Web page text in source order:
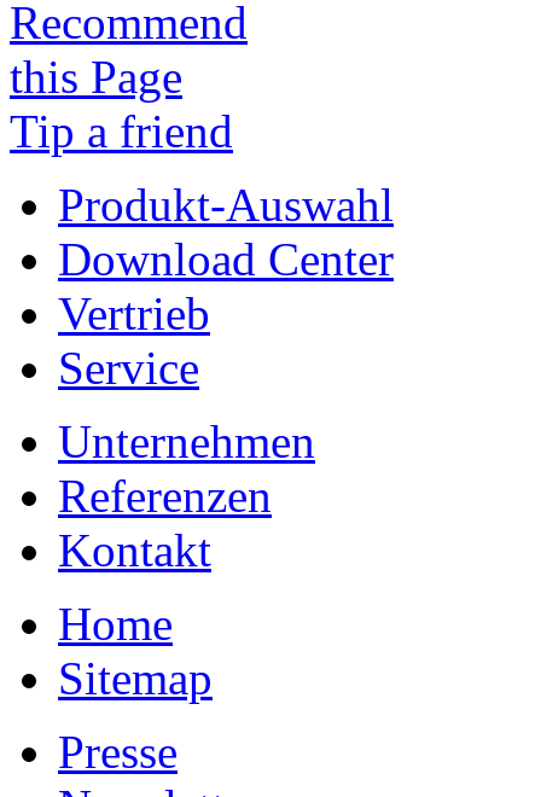
Tip a friend
Produkt-Auswahl
Download Center
Vertrieb
Service
Unternehmen
Referenzen
Kontakt
Home
Sitemap
Presse